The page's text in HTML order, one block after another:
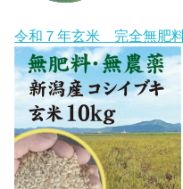
令和７年玄米 完全無肥